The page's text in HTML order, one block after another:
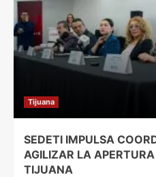
Tijuana
SEDETI IMPULSA
AGILIZAR LA
TIJUANA